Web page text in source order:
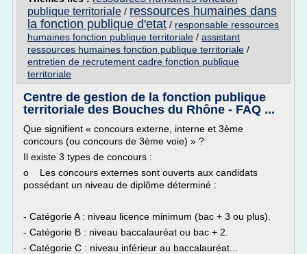
publique territoriale / ressources humaines dans
la fonction publique d'etat / responsable ressources
humaines fonction publique territoriale / assistant
ressources humaines fonction publique territoriale /
entretien de recrutement cadre fonction publique
territoriale
Centre de gestion de la fonction publique
territoriale des Bouches du Rhône - FAQ ...
Que signifient « concours externe, interne et 3ème
concours (ou concours de 3ème voie) » ?
Il existe 3 types de concours :
o Les concours externes sont ouverts aux candidats
possédant un niveau de diplôme déterminé :
- Catégorie A : niveau licence minimum (bac + 3 ou plus).
- Catégorie B : niveau baccalauréat ou bac + 2.
- Catégorie C : niveau inférieur au baccalauréat...